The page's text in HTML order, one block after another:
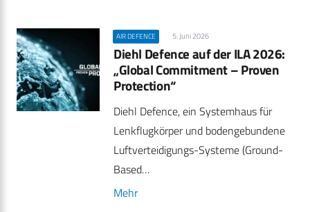
AIR DEFENCE 5. Juni 2026
Diehl Defence auf der ILA 2026:
„Global Commitment – Proven
Protection“
Diehl Defence, ein Systemhaus für
Lenkflugkörper und bodengebundene
Luftverteidigungs-Systeme (Ground-
Based…
Mehr